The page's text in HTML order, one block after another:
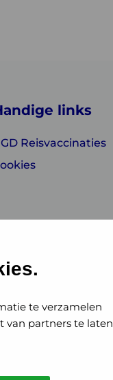
te verzamelen
van partners te laten
links
Reisvaccinaties